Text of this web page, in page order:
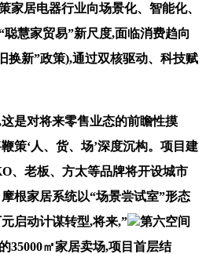
家居电器行业向场景化、智能化、
慧家贸易”新尺度,面临消费趋向
换新”政策),通过双核驱动、科技赋
对将来零售业态的前瞻性摸
策‘人、货、场’深度沉构。项目建
、老板、方太等品牌将开设城市
根家居系统以“场景尝试室”形态
启动计谋转型,将来,”
第六空间
35000㎡家居卖场,项目首层结